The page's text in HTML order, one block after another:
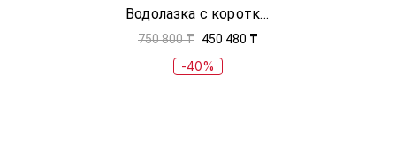
Водолазка с короткими рукавами
750 800 ₸ 450 480 ₸
-40%